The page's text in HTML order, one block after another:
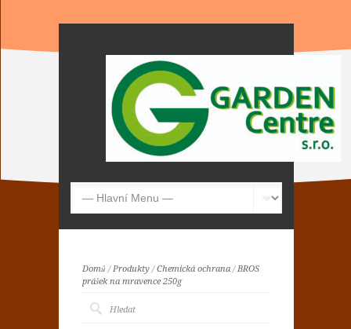
Domů /Produkty/Chemická ochrana/BROS
prášek na mravence 250g